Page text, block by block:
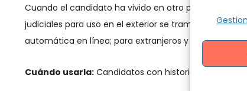
Cuando el candidato ha vivido en otro país o el
judiciales para uso en el exterior se tramita a través
automática en línea; para extranjeros y casos
Cuándo usarla: Candidatos con historial en el